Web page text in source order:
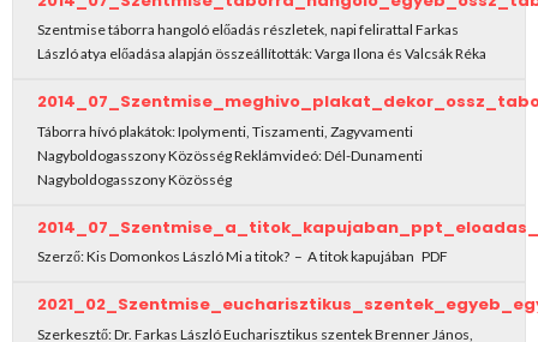
Szentmise táborra hangoló előadás részletek, napi felirattal Farkas
László atya előadása alapján összeállították: Varga Ilona és Valcsák Réka
Táborra hívó plakátok: Ipolymenti, Tiszamenti, Zagyvamenti
Nagyboldogasszony Közösség Reklámvideó: Dél-Dunamenti
Nagyboldogasszony Közösség
Szerző: Kis Domonkos László Mi a titok? – A titok kapujában PDF
Szerkesztő: Dr. Farkas László Eucharisztikus szentek Brenner János,